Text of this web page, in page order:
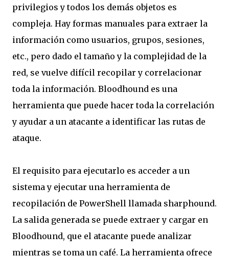
privilegios y todos los demás objetos es
compleja. Hay formas manuales para extraer la
información como usuarios, grupos, sesiones,
etc., pero dado el tamaño y la complejidad de la
red, se vuelve difícil recopilar y correlacionar
toda la información. Bloodhound es una
herramienta que puede hacer toda la correlación
y ayudar a un atacante a identificar las rutas de
ataque.
El requisito para ejecutarlo es acceder a un
sistema y ejecutar una herramienta de
recopilación de PowerShell llamada sharphound.
La salida generada se puede extraer y cargar en
Bloodhound, que el atacante puede analizar
mientras se toma un café. La herramienta ofrece